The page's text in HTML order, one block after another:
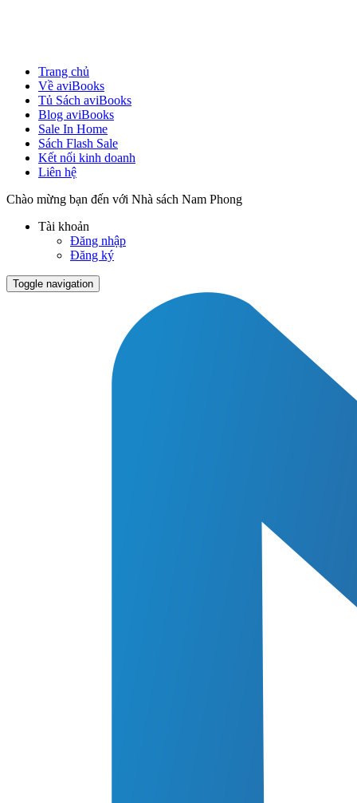
Trang chủ
Về aviBooks
Tủ Sách aviBooks
Blog aviBooks
Sale In Home
Sách Flash Sale
Kết nối kinh doanh
Liên hệ
Chào mừng bạn đến với Nhà sách Nam Phong
Tài khoản
Đăng nhập
Đăng ký
Toggle navigation